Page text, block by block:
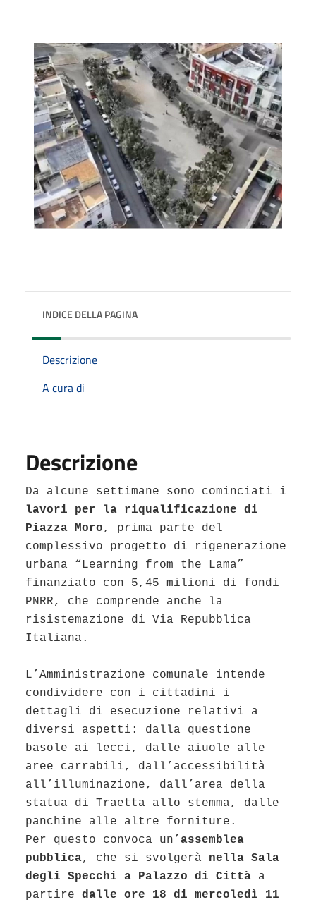
INDICE DELLA PAGINA
Descrizione
A cura di
Descrizione
Da alcune settimane sono cominciati i
lavori per la riqualificazione di
Piazza Moro, prima parte del
complessivo progetto di rigenerazione
urbana “Learning from the Lama”
finanziato con 5,45 milioni di fondi
PNRR, che comprende anche la
risistemazione di Via Repubblica
Italiana.
L’Amministrazione comunale intende
condividere con i cittadini i
dettagli di esecuzione relativi a
diversi aspetti: dalla questione
basole ai lecci, dalle aiuole alle
aree carrabili, dall’accessibilità
all’illuminazione, dall’area della
statua di Traetta allo stemma, dalle
panchine alle altre forniture.
Per questo convoca un’ assemblea
pubblica, che si svolgerà nella Sala
degli Specchi a Palazzo di Città a
partire dalle ore 18 di mercoledì 11